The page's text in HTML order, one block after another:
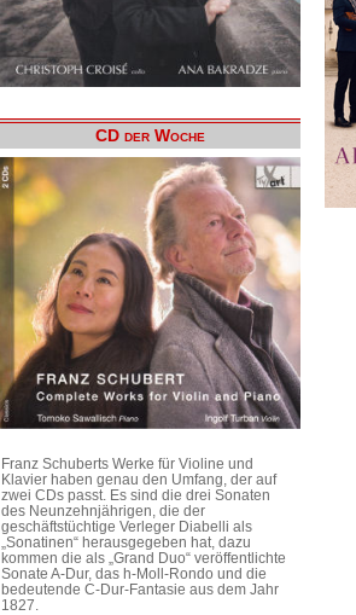
CD der Woche
Franz Schuberts Werke für Violine und
Klavier haben genau den Umfang, der auf
zwei CDs passt. Es sind die drei Sonaten
des Neunzehnjährigen, die der
geschäftstüchtige Verleger Diabelli als
„Sonatinen“ herausgegeben hat, dazu
kommen die als „Grand Duo“ veröffentlichte
Sonate A-Dur, das h-Moll-Rondo und die
bedeutende C-Dur-Fantasie aus dem Jahr
1827.